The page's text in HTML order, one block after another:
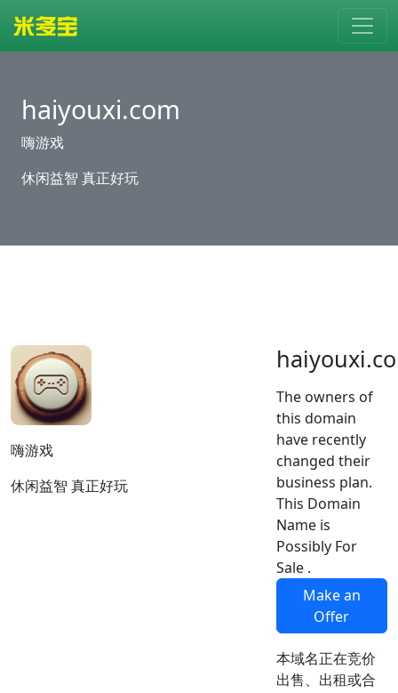
haiyouxi.com
嗨游戏
休闲益智 真正好玩
嗨游戏
休闲益智 真正好玩
The owners of
this domain
have recently
changed their
business plan.
This Domain
Name is
Possibly For
Sale .
Make an
Offer
本域名正在竞价
出售、出租或合